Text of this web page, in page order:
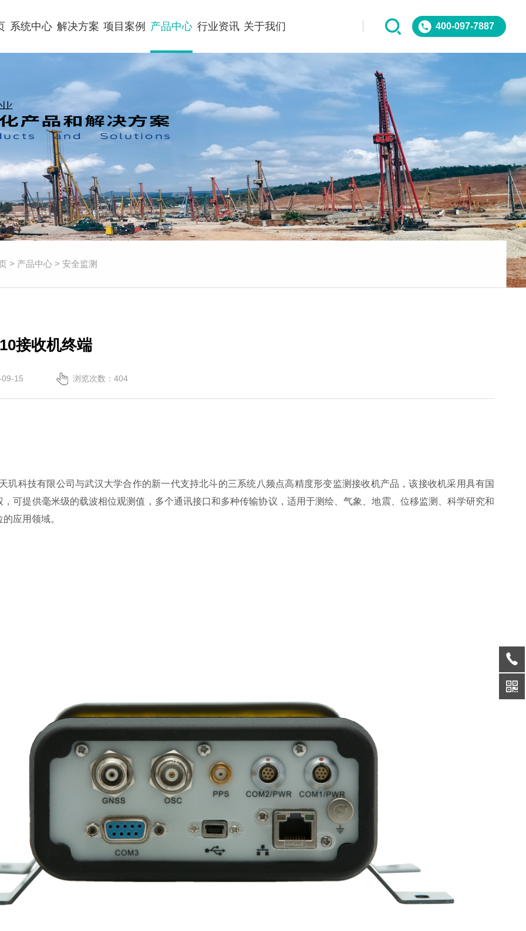
400-097-7887
系统中心 解决方案 项目案例 产品中心 行业资讯 关于我们
> 产品中心> 安全监测
接收机终端
15 浏览次数： 404
玑科技有限公司与武汉大学合作的新一代支持北斗的三系统八频点高精度形变监测接收机产品，该接收机采用具有国
，可提供毫米级的载波相位观测值，多个通讯接口和多种传输协议，适用于测绘、气象、地震、位移监测、科学研究和
应用领域。